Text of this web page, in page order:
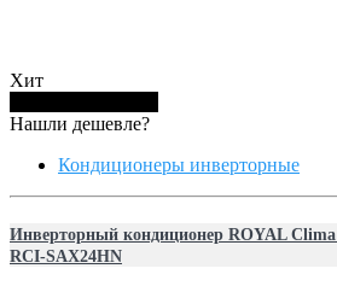
Хит
Нашли дешевле?
Кондиционеры инверторные
Инверторный кондиционер ROYAL
RCI-SAX24HN